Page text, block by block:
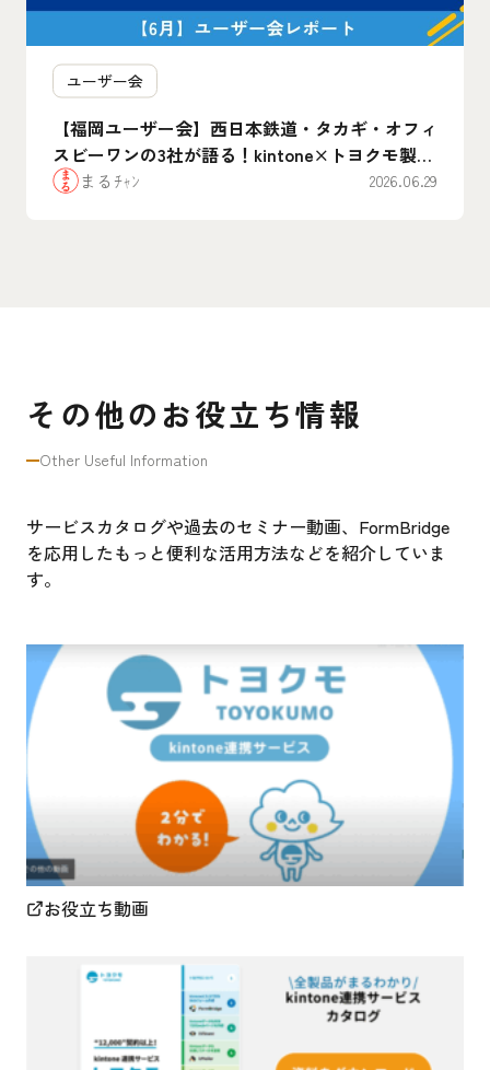
ユーザー会
【福岡ユーザー会】西日本鉄道・タカギ・オフィ
スビーワンの3社が語る！kintone×トヨクモ製品
のリアルな”腹割”活用事例まとめ
まるﾁｬﾝ 2026.06.29
その他のお役立ち情報
Other Useful Information
サービスカタログや過去のセミナー動画、FormBridge
を応用したもっと便利な活用方法などを紹介していま
す。
お役立ち動画